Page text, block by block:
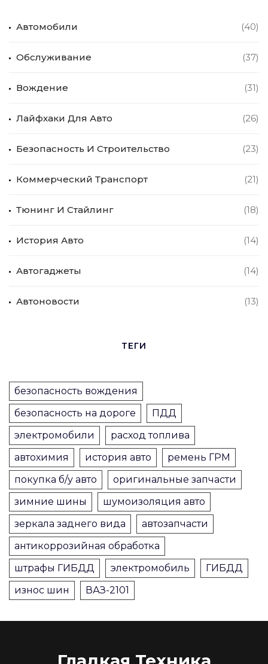
Автомобили (40)
Обслуживание (37)
Вождение (31)
Лайфхаки Для Авто (26)
Безопасность И Строительство (23)
Коммерческий Транспорт (21)
Тюнинг И Стайлинг (18)
История Авто (14)
Автогаджеты (14)
Автоновости (13)
ТЕГИ
безопасность вождения
безопасность на дороге
ПДД
электромобили
расход топлива
автохимия
история авто
ремень ГРМ
покупка б/у авто
оригинальные запчасти
зимние шины
шумоизоляция авто
зеркала заднего вида
автозапчасти
антикоррозийная обработка
штрафы ГИБДД
электромобиль
ГИБДД
износ шин
ВАЗ-2101